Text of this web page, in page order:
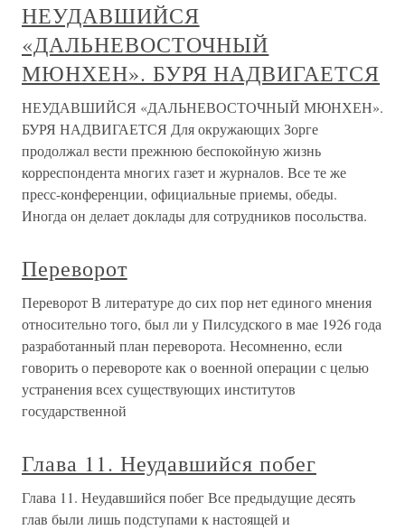
НЕУДАВШИЙСЯ
«ДАЛЬНЕВОСТОЧНЫЙ
МЮНХЕН». БУРЯ НАДВИГАЕТСЯ
НЕУДАВШИЙСЯ «ДАЛЬНЕВОСТОЧНЫЙ МЮНХЕН».
БУРЯ НАДВИГАЕТСЯ Для окружающих Зорге
продолжал вести прежнюю беспокойную жизнь
корреспондента многих газет и журналов. Все те же
пресс-конференции, официальные приемы, обеды.
Иногда он делает доклады для сотрудников посольства.
Переворот
Переворот В литературе до сих пор нет единого мнения
относительно того, был ли у Пилсудского в мае 1926 года
разработанный план переворота. Несомненно, если
говорить о перевороте как о военной операции с целью
устранения всех существующих институтов
государственной
Глава 11. Неудавшийся побег
Глава 11. Неудавшийся побег Все предыдущие десять
глав были лишь подступами к настоящей и